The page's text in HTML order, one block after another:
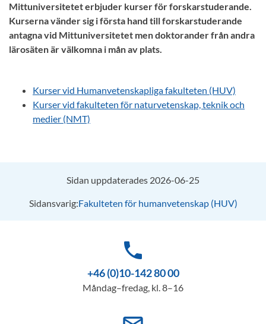
Mittuniversitetet erbjuder kurser för forskarstuderande.
Kurserna vänder sig i första hand till forskarstuderande
antagna vid Mittuniversitetet men doktorander från andra
lärosäten är välkomna i mån av plats.
Kurser vid Humanvetenskapliga fakulteten (HUV)
Kurser vid fakulteten för naturvetenskap, teknik och
medier (NMT)
Sidan uppdaterades 2026-06-25
Sidansvarig:Fakulteten för humanvetenskap (HUV)
phone
+46 (0)10-142 80 00
Måndag–fredag, kl. 8–16